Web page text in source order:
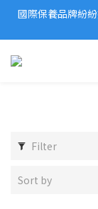
2026美妝小樣、
國際保養品牌紛
2026美妝小樣、
Filter
Sort by